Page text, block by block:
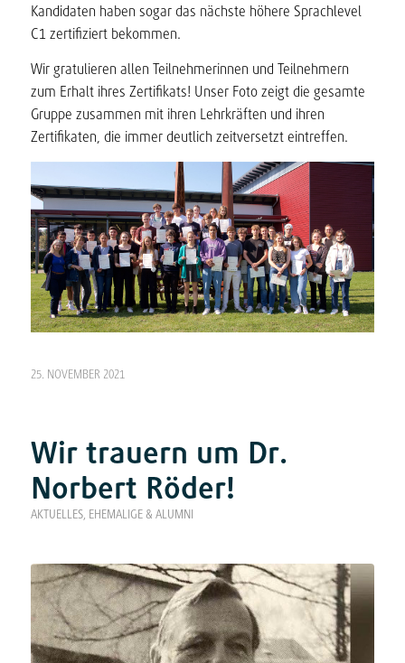
Kandidaten haben sogar das nächste höhere Sprachlevel
C1 zertifiziert bekommen.
Wir gratulieren allen Teilnehmerinnen und Teilnehmern
zum Erhalt ihres Zertifikats! Unser Foto zeigt die gesamte
Gruppe zusammen mit ihren Lehrkräften und ihren
Zertifikaten, die immer deutlich zeitversetzt eintreffen.
25. NOVEMBER 2021
Wir trauern um Dr.
Norbert Röder!
AKTUELLES, EHEMALIGE & ALUMNI